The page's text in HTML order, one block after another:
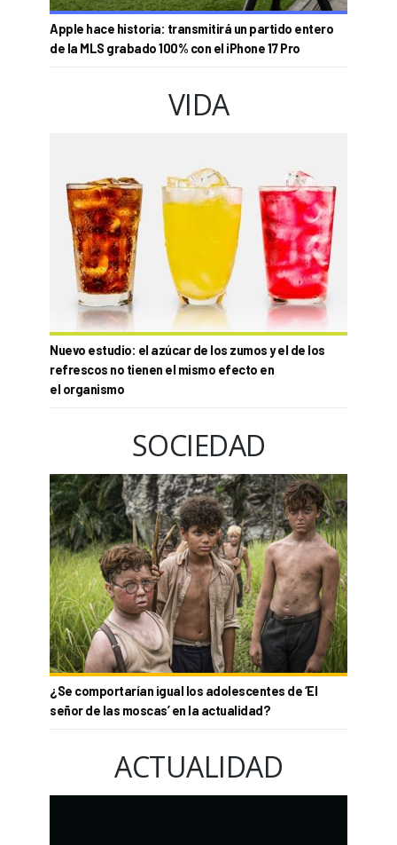
Apple hace historia: transmitirá un partido entero
de la MLS grabado 100% con el iPhone 17 Pro
VIDA
Nuevo estudio: el azúcar de los zumos y el de los
refrescos no tienen el mismo efecto en
el organismo
SOCIEDAD
¿Se comportarían igual los adolescentes de ‘El
señor de las moscas’ en la actualidad?
ACTUALIDAD